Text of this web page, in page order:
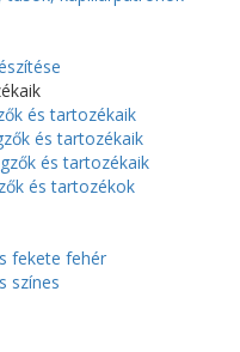
és tartozékaik
és tartozékaik
és tartozékaik
és tartozékok
fekete fehér
színes